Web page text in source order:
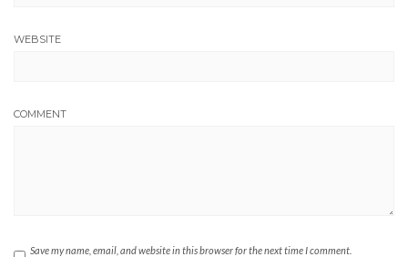
WEBSITE
COMMENT
Save my name, email, and website in this browser for the next time I comment.